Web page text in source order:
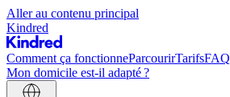
Aller au contenu principal
Kindred
Comment ça fonctionneParcourirTarifsFAQ
Mon domicile est-il adapté ?